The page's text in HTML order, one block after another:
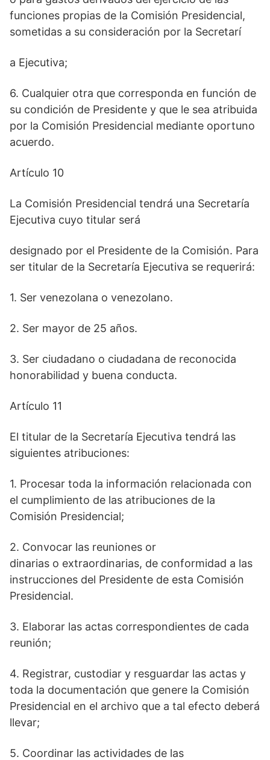
funciones propias de la Comisión Presidencial,
sometidas a su consideración por la Secretarí
a Ejecutiva;
6. Cualquier otra que corresponda en función de
su condición de Presidente y que le sea atribuida
por la Comisión Presidencial mediante oportuno
acuerdo.
Artículo 10
La Comisión Presidencial tendrá una Secretaría
Ejecutiva cuyo titular será
designado por el Presidente de la Comisión. Para
ser titular de la Secretaría Ejecutiva se requerirá:
1. Ser venezolana o venezolano.
2. Ser mayor de 25 años.
3. Ser ciudadano o ciudadana de reconocida
honorabilidad y buena conducta.
Artículo 11
El titular de la Secretaría Ejecutiva tendrá las
siguientes atribuciones:
1. Procesar toda la información relacionada con
el cumplimiento de las atribuciones de la
Comisión Presidencial;
2. Convocar las reuniones or
dinarias o extraordinarias, de conformidad a las
instrucciones del Presidente de esta Comisión
Presidencial.
3. Elaborar las actas correspondientes de cada
reunión;
4. Registrar, custodiar y resguardar las actas y
toda la documentación que genere la Comisión
Presidencial en el archivo que a tal efecto deberá
llevar;
5. Coordinar las actividades de las